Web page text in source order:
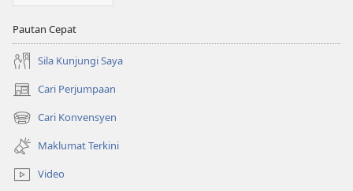
Pautan Cepat
Sila Kunjungi Saya
Cari Perjumpaan
(membuka
tetingkap
baharu)
Cari Konvensyen
(membuka
tetingkap
baharu)
Maklumat Terkini
Video